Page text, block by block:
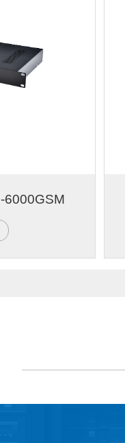
6000GSM